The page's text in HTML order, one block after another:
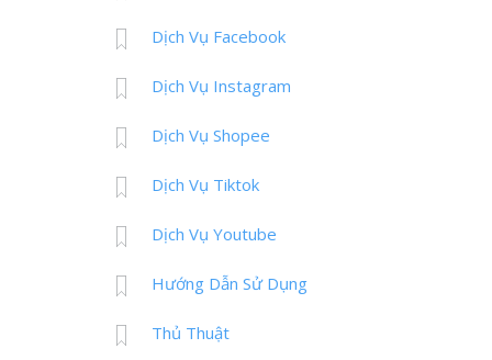
Dịch Vụ Facebook
Dịch Vụ Instagram
Dịch Vụ Shopee
Dịch Vụ Tiktok
Dịch Vụ Youtube
Hướng Dẫn Sử Dụng
Thủ Thuật